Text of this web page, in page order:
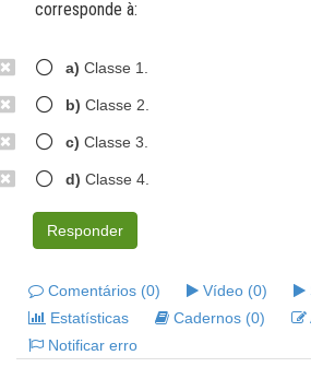
corresponde à:
a) Classe 1.
b) Classe 2.
c) Classe 3.
d) Classe 4.
Responder
Comentários (0) Vídeo (0)
Estatísticas
Cadernos (0)
Notificar erro